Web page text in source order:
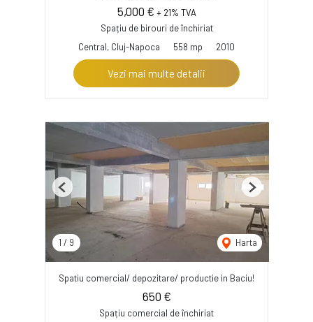
5,000 € + 21% TVA
Spațiu de birouri de închiriat
Central, Cluj-Napoca
558 mp 2010
Vezi mai multe detalii
1 / 9 Harta
Previous Next
Spatiu comercial/ depozitare/ productie in Baciu!
650 €
Spațiu comercial de închiriat